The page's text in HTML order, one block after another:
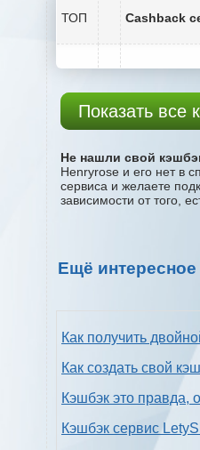
ТОП Cashback
Показать все
Не нашли свой
Henryrose и его нет в
сервиса и желаете
зависимости от того,
Ещё
Как получить
Как создать свой
Кэшбэк это правда,
Кэшбэк сервис